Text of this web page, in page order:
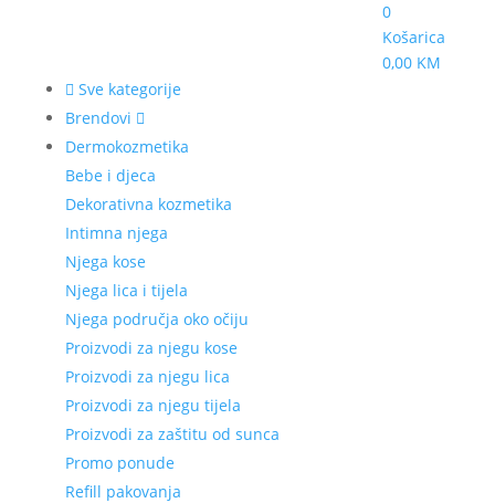
0
Košarica
0,00 KM
Sve kategorije
Brendovi
Dermokozmetika
Bebe i djeca
Dekorativna kozmetika
Intimna njega
Njega kose
Njega lica i tijela
Njega područja oko očiju
Proizvodi za njegu kose
Proizvodi za njegu lica
Proizvodi za njegu tijela
Proizvodi za zaštitu od sunca
Promo ponude
Refill pakovanja